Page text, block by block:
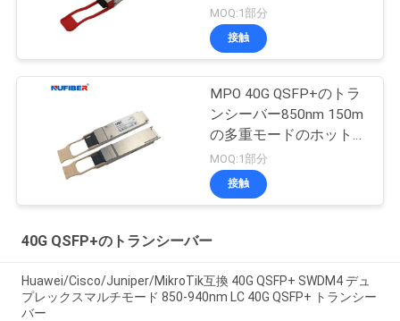
DDM FCCは承認した
MOQ:1部分
接触
MPO 40G QSFP+のトラ
ンシーバー850nm 150m
の多重モードのホットプ
ラグ対応
MOQ:1部分
接触
40G QSFP+のトランシーバー
Huawei/Cisco/Juniper/MikroTik互換 40G QSFP+ SWDM4 デュ
プレックスマルチモード 850-940nm LC 40G QSFP+ トランシー
バー